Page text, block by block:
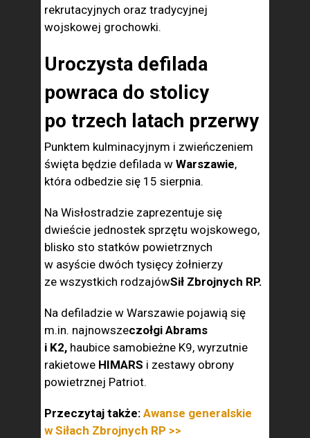
rekrutacyjnych oraz tradycyjnej
wojskowej grochowki.
Uroczysta defilada
powraca do stolicy
po trzech latach przerwy
Punktem kulminacyjnym i zwieńczeniem
święta będzie defilada w Warszawie,
która odbedzie się 15 sierpnia.
Na Wisłostradzie zaprezentuje się
dwieście jednostek sprzętu wojskowego,
blisko sto statków powietrznych
w asyście dwóch tysięcy żołnierzy
ze wszystkich rodzajówSił Zbrojnych RP.
Na defiladzie w Warszawie pojawią się
m.in. najnowszeczołgi Abrams
i K2, haubice samobieżne K9, wyrzutnie
rakietowe HIMARS i zestawy obrony
powietrznej Patriot.
Przeczytaj także: Awanse generalskie
w Siłach Zbrojnych RP >>